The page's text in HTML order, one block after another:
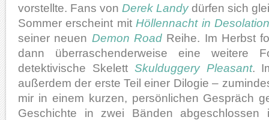
vorstellte. Fans von Derek Landydürfen sich
Sommer erscheint mit Höllennacht in
seiner neuen Demon Road Reihe. Im Herbst
dann überraschenderweise eine weitere
detektivische Skelett Skulduggery Pleasant.
außerdem der erste Teil einer Dilogie –
mir in einem kurzen, persönlichen Gespräch
Geschichte in zwei Bänden